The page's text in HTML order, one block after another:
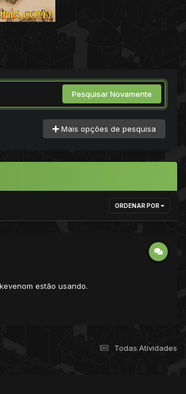
Pesquisar Novamente
Mais opções de pesquisa
ORDENAR POR
estão usando.
Todas Atividades